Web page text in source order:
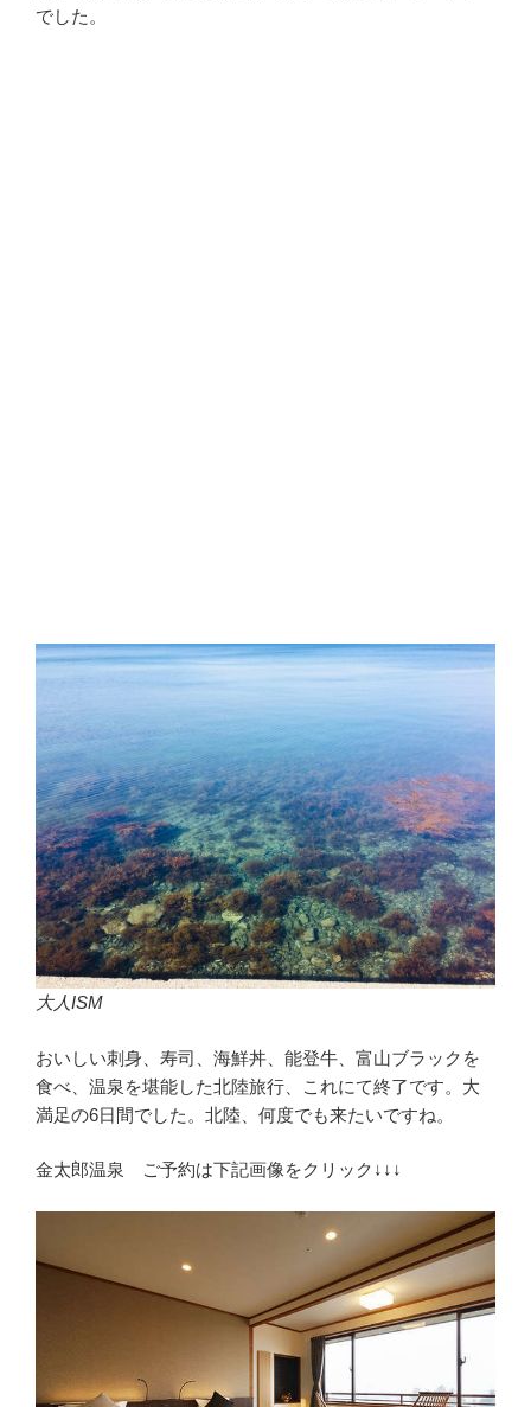
でした。
大人ISM
おいしい刺身、寿司、海鮮丼、能登牛、富山ブラックを
食べ、温泉を堪能した北陸旅行、これにて終了です。大
満足の6日間でした。北陸、何度でも来たいですね。
金太郎温泉 ご予約は下記画像をクリック↓↓↓